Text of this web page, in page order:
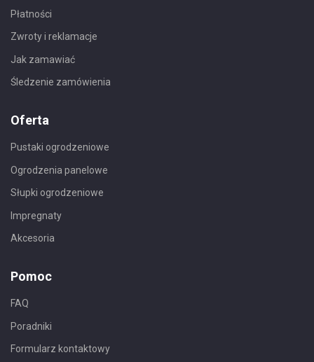
Płatności
Zwroty i reklamacje
Jak zamawiać
Śledzenie zamówienia
Oferta
Pustaki ogrodzeniowe
Ogrodzenia panelowe
Słupki ogrodzeniowe
Impregnaty
Akcesoria
Pomoc
FAQ
Poradniki
Formularz kontaktowy